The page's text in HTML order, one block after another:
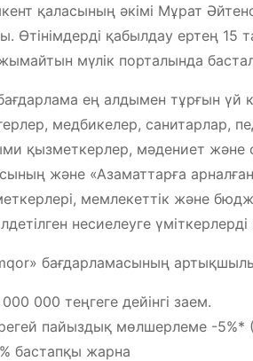
қаласының әкімі Мұрат
Өтінімдерді қабылдау ертең
мүлік порталында
ең алдымен тұрғын үй
медбикелер, санитарлар,
қызметкерлер, мәдениет және
және «Азаматтарға
мемлекеттік және
несиелеуге
бағдарламасының
000 теңгеге дейінгі заем.
пайыздық мөлшерлеме -
бастапқы жарна